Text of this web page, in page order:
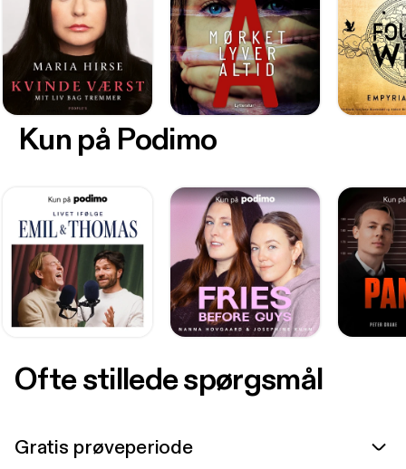
Kun på Podimo
Ofte stillede spørgsmål
Gratis prøveperiode